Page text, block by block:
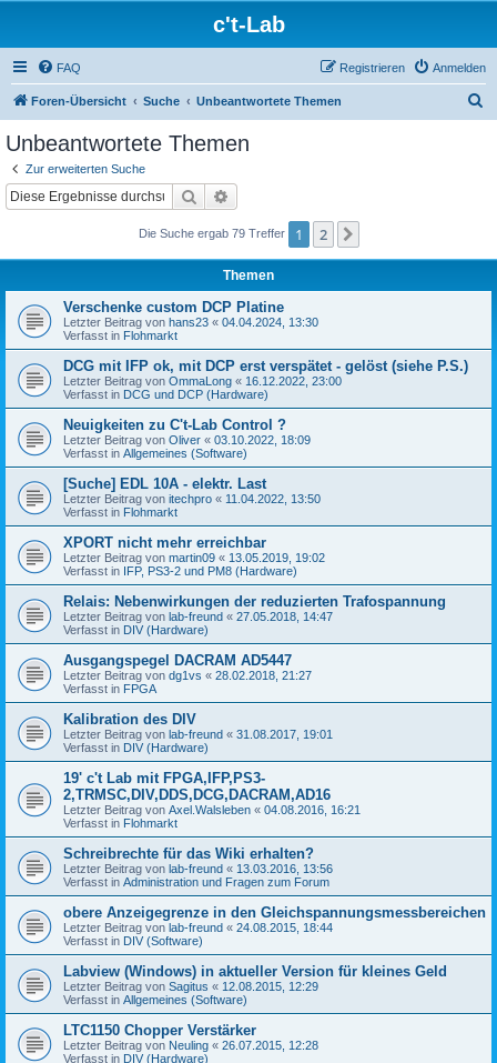
c't-Lab
FAQ Anmelden
Registrieren
Foren-Übersicht Suche Unbeantwortete Themen
Unbeantwortete Themen
Zur erweiterten Suche
Suche
Die Suche ergab 79 Treffer 1 2
Themen
Verschenke custom DCP Platine
Letzter Beitrag von hans23 « 04.04.2024, 13:30
Verfasst in Flohmarkt
DCG mit IFP ok, mit DCP erst verspätet - gelöst (siehe P.S.)
Letzter Beitrag von OmmaLong « 16.12.2022, 23:00
Verfasst in DCG und DCP (Hardware)
Neuigkeiten zu C't-Lab Control ?
Letzter Beitrag von Oliver « 03.10.2022, 18:09
Verfasst in Allgemeines (Software)
[Suche] EDL 10A - elektr. Last
Letzter Beitrag von itechpro « 11.04.2022, 13:50
Verfasst in Flohmarkt
XPORT nicht mehr erreichbar
Letzter Beitrag von martin09 « 13.05.2019, 19:02
Verfasst in IFP, PS3-2 und PM8 (Hardware)
Relais: Nebenwirkungen der reduzierten Trafospannung
Letzter Beitrag von lab-freund « 27.05.2018, 14:47
Verfasst in DIV (Hardware)
Ausgangspegel DACRAM AD5447
Letzter Beitrag von dg1vs « 28.02.2018, 21:27
Verfasst in FPGA
Kalibration des DIV
Letzter Beitrag von lab-freund « 31.08.2017, 19:01
Verfasst in DIV (Hardware)
19' c't Lab mit FPGA,IFP,PS3-
2,TRMSC,DIV,DDS,DCG,DACRAM,AD16
Letzter Beitrag von Axel.Walsleben « 04.08.2016, 16:21
Verfasst in Flohmarkt
Schreibrechte für das Wiki erhalten?
Letzter Beitrag von lab-freund « 13.03.2016, 13:56
Verfasst in Administration und Fragen zum Forum
obere Anzeigegrenze in den Gleichspannungsmessbereichen
Letzter Beitrag von lab-freund « 24.08.2015, 18:44
Verfasst in DIV (Software)
Labview (Windows) in aktueller Version für kleines Geld
Letzter Beitrag von Sagitus « 12.08.2015, 12:29
Verfasst in Allgemeines (Software)
LTC1150 Chopper Verstärker
Letzter Beitrag von Neuling « 26.07.2015, 12:28
Verfasst in DIV (Hardware)